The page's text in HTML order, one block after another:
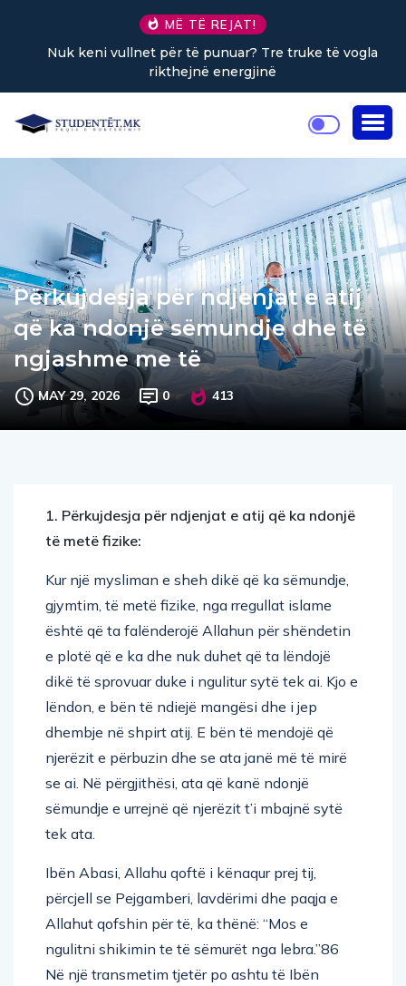
MË TË REJAT!
Nuk keni vullnet për të punuar? Tre truke të vogla
rikthejnë energjinë
Përkujdesja për ndjenjat e atij
që ka ndonjë sëmundje dhe të
ngjashme me të
MAY 29, 2026 0 413
1. Përkujdesja për ndjenjat e atij që ka ndonjë
të metë fizike:
Kur një mysliman e sheh dikë që ka sëmundje,
gjymtim, të metë fizike, nga rregullat islame
është që ta falënderojë Allahun për shëndetin
e plotë që e ka dhe nuk duhet që ta lëndojë
dikë të sprovuar duke i ngulitur sytë tek ai. Kjo e
lëndon, e bën të ndiejë mangësi dhe i jep
dhembje në shpirt atij. E bën të mendojë që
njerëzit e përbuzin dhe se ata janë më të mirë
se ai. Në përgjithësi, ata që kanë ndonjë
sëmundje e urrejnë që njerëzit t’i mbajnë sytë
tek ata.
Ibën Abasi, Allahu qoftë i kënaqur prej tij,
përcjell se Pejgamberi, lavdërimi dhe paqja e
Allahut qofshin për të, ka thënë: “Mos e
ngulitni shikimin te të sëmurët nga lebra.”86
Në një transmetim tjetër po ashtu të Ibën